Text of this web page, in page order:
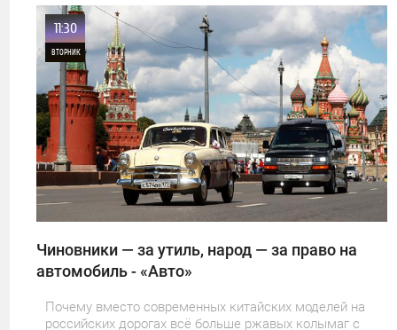
11:30
ВТОРНИК
0
Чиновники — за утиль, народ — за право на
автомобиль - «Авто»
Почему вместо современных китайских моделей на
российских дорогах всё больше ржавых колымаг с